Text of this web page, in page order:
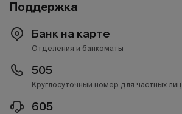
Поддержка
Банк на карте
Отделения и банкоматы
505
Круглосуточный номер для частных лиц
605